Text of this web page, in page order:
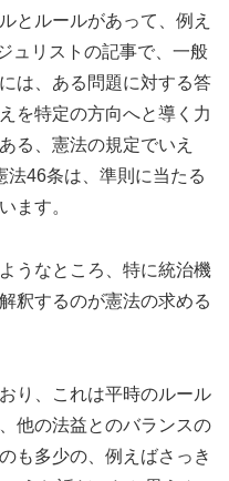
とルールがあって、例え
ュリストの記事で、一般
は、ある問題に対する答
を特定の方向へと導く力
る、憲法の規定でいえ
法46条は、準則に当たる
ます。
うなところ、特に統治機
釈するのが憲法の求める
り、これは平時のルール
他の法益とのバランスの
も多少の、例えばさっき